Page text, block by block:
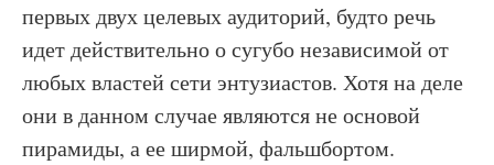
первых двух целевых аудиторий, будто речь
идет действительно о сугубо независимой от
любых властей сети энтузиастов. Хотя на деле
они в данном случае являются не основой
пирамиды, а ее ширмой, фальшбортом.